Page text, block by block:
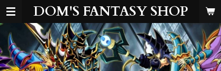
Zum
springen
DOM'S FANTASY SHOP